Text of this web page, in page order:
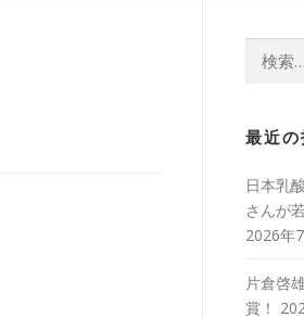
最近の
日本乳
さんが
2026年
片倉啓
賞！